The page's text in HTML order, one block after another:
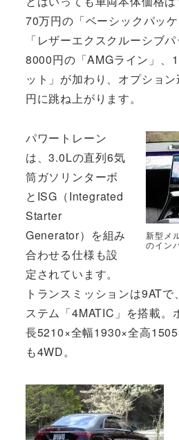
70万円の「ベーシックパッ
「レザーエクスクルーシブ
8000円の「AMGライン」、
ット」が加わり、オプショ
円に跳ね上がります。
新型メ
のイン
パワートレーン
は、3.0Lの直列6気
筒ガソリンターボ
とISG（Integrated
Starter
Generator）を組み
合わせる仕様も設
定されています。
トランスミッションは9AT
ステム「4MATIC」を搭載。
長5210×全幅1930×全高
も4WD。